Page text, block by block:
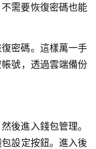
需要恢復密碼也能
密碼。這樣萬一手
號，透過雲端備份
後進入錢包管理。
設定按鈕。進入後